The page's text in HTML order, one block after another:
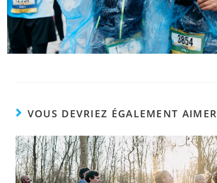
VOUS DEVRIEZ ÉGALEMENT AIMER